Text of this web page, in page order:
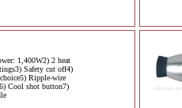
1,400W2) 2 heat
Safety cut off4)
Ripple-wire
Cool shot button7)